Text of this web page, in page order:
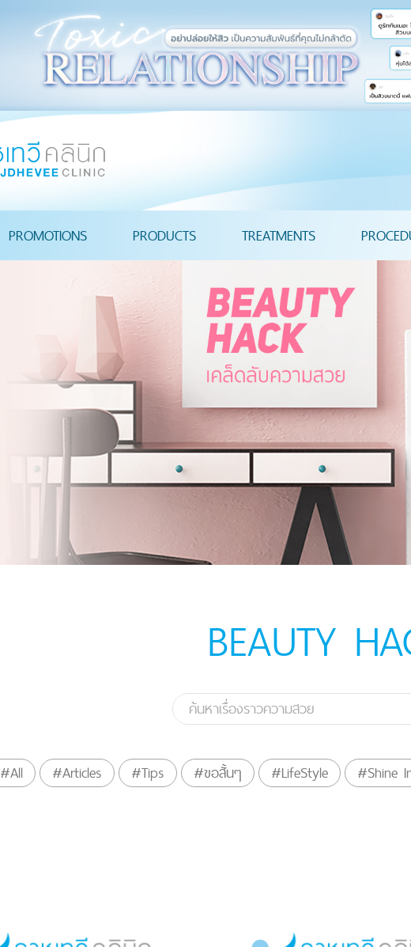
PROMOTIONS PRODUCTS TREATMENTS
BEAUTY
#All #Articles #Tips #ขอสั้นๆ #LifeStyle #Shine